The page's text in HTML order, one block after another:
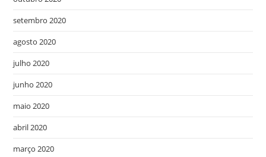
setembro 2020
agosto 2020
julho 2020
junho 2020
maio 2020
abril 2020
março 2020